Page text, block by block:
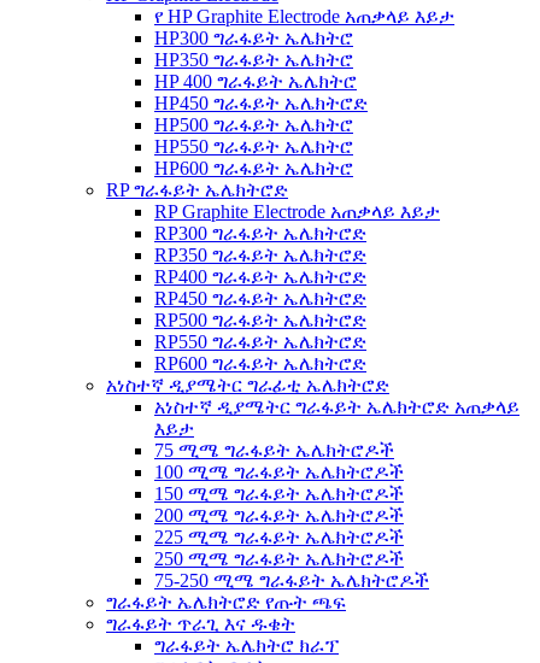
የ HP Graphite Electrode አጠቃላይ እይታ
HP300 ግራፋይት ኤሌክትሮ
HP350 ግራፋይት ኤሌክትሮ
HP 400 ግራፋይት ኤሌክትሮ
HP450 ግራፋይት ኤሌክትሮድ
HP500 ግራፋይት ኤሌክትሮ
HP550 ግራፋይት ኤሌክትሮ
HP600 ግራፋይት ኤሌክትሮ
RP ግራፋይት ኤሌክትሮድ
RP Graphite Electrode አጠቃላይ እይታ
RP300 ግራፋይት ኤሌክትሮድ
RP350 ግራፋይት ኤሌክትሮድ
RP400 ግራፋይት ኤሌክትሮድ
RP450 ግራፋይት ኤሌክትሮድ
RP500 ግራፋይት ኤሌክትሮድ
RP550 ግራፋይት ኤሌክትሮድ
RP600 ግራፋይት ኤሌክትሮድ
አነስተኛ ዲያሜትር ግራፊቲ ኤሌክትሮድ
አነስተኛ ዲያሜትር ግራፋይት ኤሌክትሮድ አጠቃላይ
እይታ
75 ሚሜ ግራፋይት ኤሌክትሮዶች
100 ሚሜ ግራፋይት ኤሌክትሮዶች
150 ሚሜ ግራፋይት ኤሌክትሮዶች
200 ሚሜ ግራፋይት ኤሌክትሮዶች
225 ሚሜ ግራፋይት ኤሌክትሮዶች
250 ሚሜ ግራፋይት ኤሌክትሮዶች
75-250 ሚሜ ግራፋይት ኤሌክትሮዶች
ግራፋይት ኤሌክትሮድ የጡት ጫፍ
ግራፋይት ጥራጊ እና ዱቄት
ግራፋይት ኤሌክትሮ ክራፕ